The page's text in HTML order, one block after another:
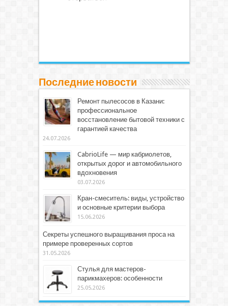
Последние новости
Ремонт пылесосов в Казани:
профессиональное
восстановление бытовой техники с
гарантией качества
24.07.2026
CabrioLife — мир кабриолетов,
открытых дорог и автомобильного
вдохновения
03.07.2026
Кран-смеситель: виды, устройство
и основные критерии выбора
15.06.2026
Секреты успешного выращивания проса на
примере проверенных сортов
31.05.2026
Стулья для мастеров-
парикмахеров: особенности
25.05.2026